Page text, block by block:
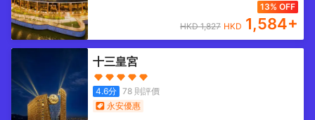
13% OFF
HKD1,827 HKD 1,584+
十三皇宮
4.6分 78則評價
永安優惠